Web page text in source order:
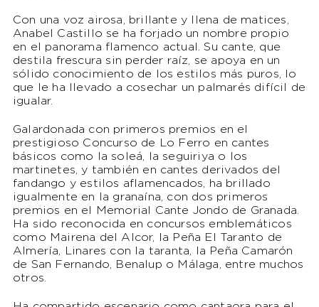
Con una voz airosa, brillante y llena de matices,
Anabel Castillo se ha forjado un nombre propio
en el panorama flamenco actual. Su cante, que
destila frescura sin perder raíz, se apoya en un
sólido conocimiento de los estilos más puros, lo
que le ha llevado a cosechar un palmarés difícil de
igualar.
Galardonada con primeros premios en el
prestigioso Concurso de Lo Ferro en cantes
básicos como la soleá, la seguiriya o los
martinetes, y también en cantes derivados del
fandango y estilos aflamencados, ha brillado
igualmente en la granaína, con dos primeros
premios en el Memorial Cante Jondo de Granada.
Ha sido reconocida en concursos emblemáticos
como Mairena del Alcor, la Peña El Taranto de
Almería, Linares con la taranta, la Peña Camarón
de San Fernando, Benalup o Málaga, entre muchos
otros.